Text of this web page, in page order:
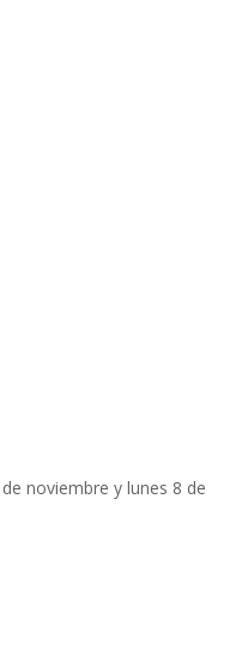
noviembre y lunes 8 de